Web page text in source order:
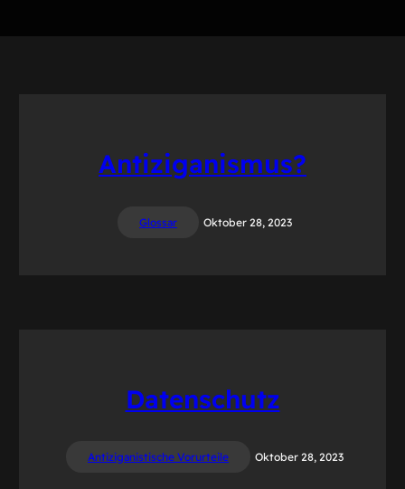
Antiziganismus?
Glossar Oktober 28, 2023
Datenschutz
Antiziganistische Vorurteile Oktober 28, 2023